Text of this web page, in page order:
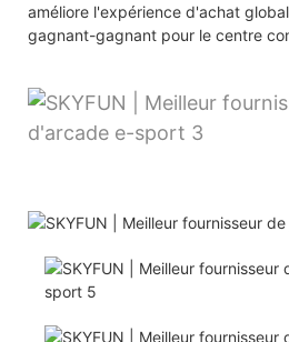
améliore l'expérience d'achat
gagnant-gagnant pour le centre